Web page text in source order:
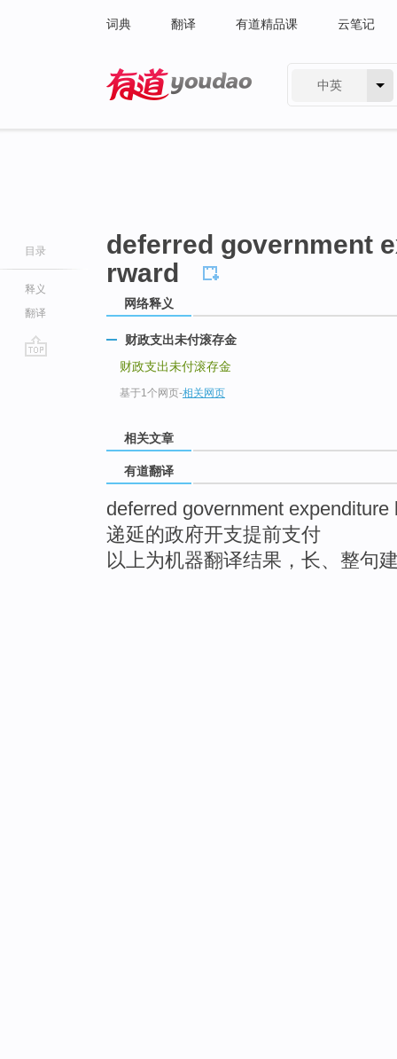
词典 翻译 有道精品课 云笔记
中英
目录
释义
翻译
deferred government
rward
网络释义
财政支出未付滚存金
财政支出未付滚存金
基于1个网页-相关网页
相关文章
有道翻译
deferred government expenditure
递延的政府开支提前支付
以上为机器翻译结果，长、整句